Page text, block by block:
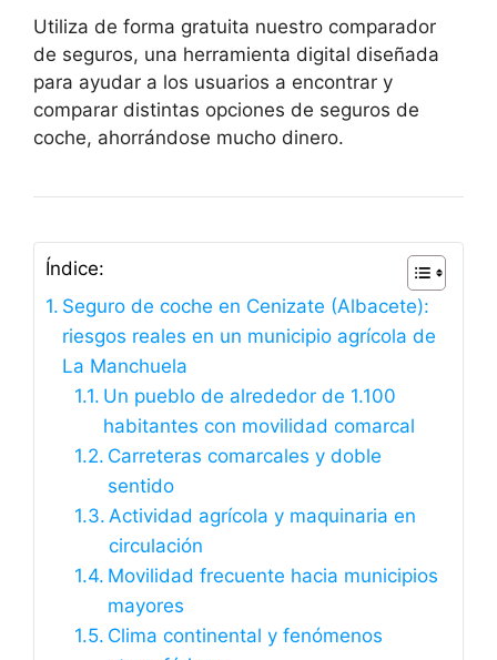
Utiliza de forma gratuita nuestro comparador
de seguros, una herramienta digital diseñada
para ayudar a los usuarios a encontrar y
comparar distintas opciones de seguros de
coche, ahorrándose mucho dinero.
Índice:
Seguro de coche en Cenizate (Albacete):
riesgos reales en un municipio agrícola de
La Manchuela
Un pueblo de alrededor de 1.100
habitantes con movilidad comarcal
Carreteras comarcales y doble
sentido
Actividad agrícola y maquinaria en
circulación
Movilidad frecuente hacia municipios
mayores
Clima continental y fenómenos